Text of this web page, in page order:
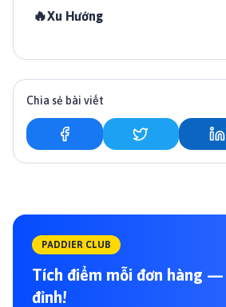
🔥Xu Hướng
Chia sẻ bài viết
PADDIER CLUB
Tích điểm mỗi đơn hàng
đỉnh!